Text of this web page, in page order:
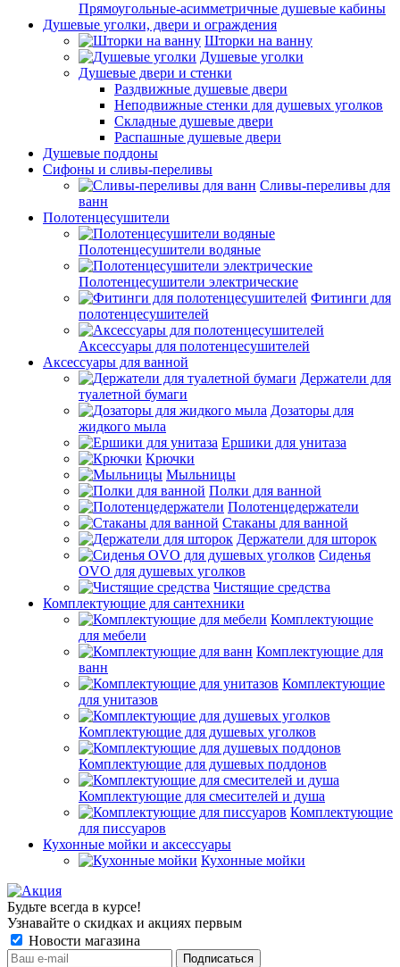
Прямоугольные-асимметричные душевые кабины
Душевые уголки, двери и ограждения
Шторки на ванну
Душевые уголки
Душевые двери и стенки
Раздвижные душевые двери
Неподвижные стенки для душевых уголков
Складные душевые двери
Распашные душевые двери
Душевые поддоны
Сифоны и сливы-переливы
Сливы-переливы для
ванн
Полотенцесушители
Полотенцесушители водяные
Полотенцесушители электрические
Фитинги для
полотенцесушителей
Аксессуары для полотенцесушителей
Аксессуары для ванной
Держатели для
туалетной бумаги
Дозаторы для
жидкого мыла
Ершики для унитаза
Крючки
Мыльницы
Полки для ванной
Полотенцедержатели
Стаканы для ванной
Держатели для шторок
Сиденья
OVO для душевых уголков
Чистящие средства
Комплектующие для сантехники
Комплектующие
для мебели
Комплектующие для
ванн
Комплектующие
для унитазов
Комплектующие для душевых уголков
Комплектующие для душевых поддонов
Комплектующие для смесителей и душа
Комплектующие
для писсуаров
Кухонные мойки и аксессуары
Кухонные мойки
Будьте всегда в курсе!
Узнавайте о скидках и акциях первым
Новости магазина